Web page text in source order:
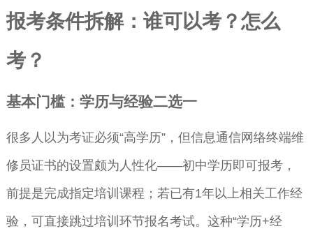
报考条件拆解：谁可以考？怎么
考？
基本门槛：学历与经验二选一
很多人以为考证必须“高学历”，但信息通信网络终端维
修员证书的设置颇为人性化——初中学历即可报考，
前提是完成指定培训课程；若已有1年以上相关工作经
验，可直接跳过培训环节报名考试。这种“学历+经